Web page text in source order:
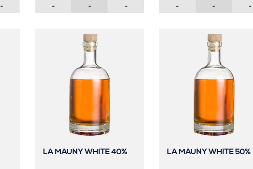
- - - - - - -
LA MAUNY WHITE 40% LA MAUNY WHITE 50%